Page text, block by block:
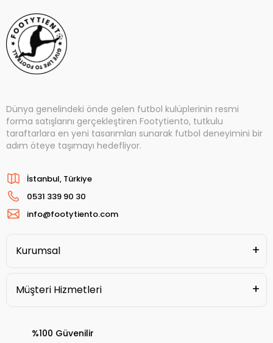
Dünya genelindeki önde gelen futbol kulüplerinin resmi
forma satışlarını gerçekleştiren Footytiento, tutkulu
taraftarlara en yeni tasarımları sunarak futbol deneyimini bir
adım öteye taşımayı hedefliyor.
İstanbul, Türkiye
0531 339 90 30
info@footytiento.com
Kurumsal
Müşteri Hizmetleri
%100 Güvenilir